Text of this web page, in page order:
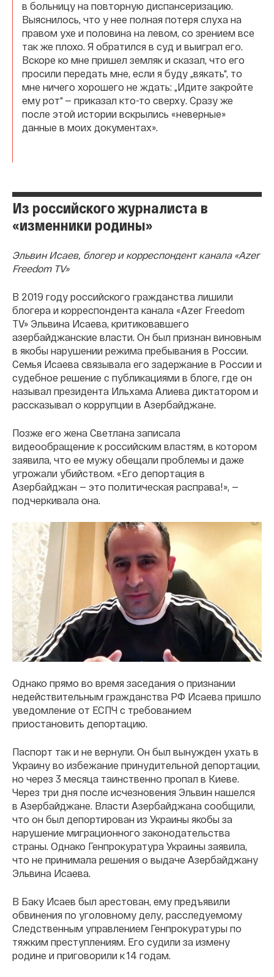
в больницу на повторную диспансеризацию.
Выяснилось, что у нее полная потеря слуха на
правом ухе и половина на левом, со зрением все
так же плохо. Я обратился в суд и выиграл его.
Вскоре ко мне пришел земляк и сказал, что его
просили передать мне, если я буду „вякать“, то
мне ничего хорошего не ждать: „Идите закройте
ему рот“ — приказал кто-то сверху. Сразу же
после этой истории вскрылись «неверные»
данные в моих документах».
Из российского журналиста в
«изменники родины»
Эльвин Исаев, блогер и корреспондент канала «Azer
Freedom TV»
В 2019 году российского гражданства лишили
блогера и корреспондента канала «Azer Freedom
TV» Эльвина Исаева, критиковавшего
азербайджанские власти. Он был признан виновным
в якобы нарушении режима пребывания в России.
Семья Исаева связывала его задержание в России и
судебное решение с публикациями в блоге, где он
называл президента Ильхама Алиева диктатором и
рассказывал о коррупции в Азербайджане.
Позже его жена Светлана записала
видеообращение к российским властям, в котором
заявила, что ее мужу обещали проблемы и даже
угрожали убийством. «Его депортация в
Азербайджан — это политическая расправа!», —
подчеркивала она.
Однако прямо во время заседания о признании
недействительным гражданства РФ Исаева пришло
уведомление от ЕСПЧ с требованием
приостановить депортацию.
Паспорт так и не вернули. Он был вынужден ухать в
Украину во избежание принудительной депортации,
но через 3 месяца таинственно пропал в Киеве.
Через три дня после исчезновения Эльвин нашелся
в Азербайджане. Власти Азербайджана сообщили,
что он был депортирован из Украины якобы за
нарушение миграционного законодательства
страны. Однако Генпрокуратура Украины заявила,
что не принимала решения о выдаче Азербайджану
Эльвина Исаева.
В Баку Исаев был арестован, ему предъявили
обвинения по уголовному делу, расследуемому
Следственным управлением Генпрокуратуры по
тяжким преступлениям. Его судили за измену
родине и приговорили к 14 годам.